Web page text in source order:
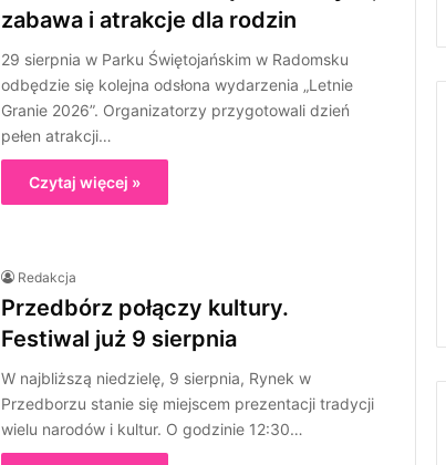
zabawa i atrakcje dla rodzin
29 sierpnia w Parku Świętojańskim w Radomsku
odbędzie się kolejna odsłona wydarzenia „Letnie
Granie 2026”. Organizatorzy przygotowali dzień
pełen atrakcji…
Czytaj więcej »
Redakcja
Przedbórz połączy kultury.
Festiwal już 9 sierpnia
W najbliższą niedzielę, 9 sierpnia, Rynek w
Przedborzu stanie się miejscem prezentacji tradycji
wielu narodów i kultur. O godzinie 12:30…